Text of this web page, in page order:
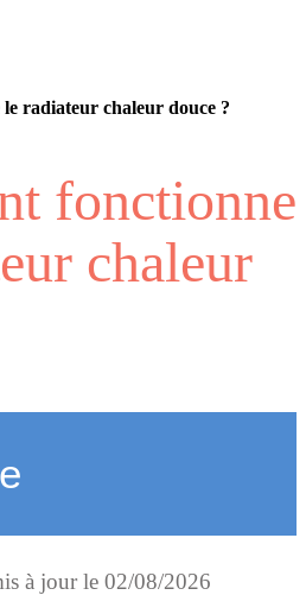
radiateur chaleur douce ?
fonctionne
chaleur
à jour le 02/08/2026